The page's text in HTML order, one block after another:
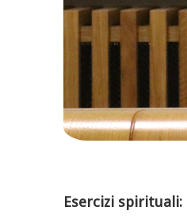
Esercizi spirituali: